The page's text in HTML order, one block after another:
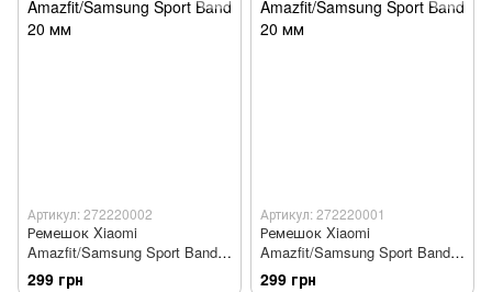
Артикул: 272220002
Ремешок Xiaomi
Amazfit/Samsung Sport Band
20 мм
299 грн
Артикул: 272220001
Ремешок Xiaomi
Amazfit/Samsung Sport Band
20 мм
299 грн